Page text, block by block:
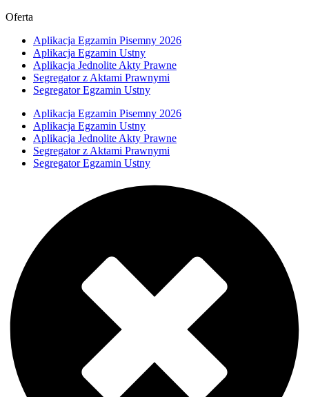
Oferta
Aplikacja Egzamin Pisemny 2026
Aplikacja Egzamin Ustny
Aplikacja Jednolite Akty Prawne
Segregator z Aktami Prawnymi
Segregator Egzamin Ustny
Aplikacja Egzamin Pisemny 2026
Aplikacja Egzamin Ustny
Aplikacja Jednolite Akty Prawne
Segregator z Aktami Prawnymi
Segregator Egzamin Ustny